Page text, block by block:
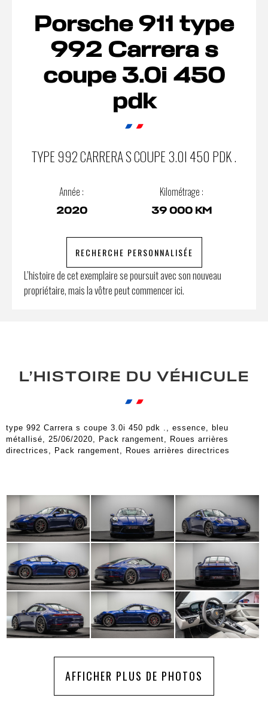
Porsche 911 type
992 Carrera s
coupe 3.0i 450
pdk
TYPE 992 CARRERA S COUPE 3.0I 450 PDK .
Année :
2020
Kilométrage :
39 000 KM
RECHERCHE PERSONNALISÉE
L’histoire de cet exemplaire se poursuit avec son nouveau
propriétaire, mais la vôtre peut commencer ici.
L’HISTOIRE DU VÉHICULE
type 992 Carrera s coupe 3.0i 450 pdk ., essence, bleu
métallisé, 25/06/2020, Pack rangement, Roues arrières
directrices, Pack rangement, Roues arrières directrices
AFFICHER PLUS DE PHOTOS